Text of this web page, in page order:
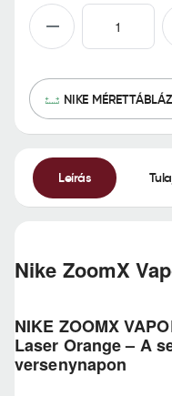
NIKE
Leírás
Nike ZoomX
NIKE ZOOMX
Laser Orange – A
versenynapon